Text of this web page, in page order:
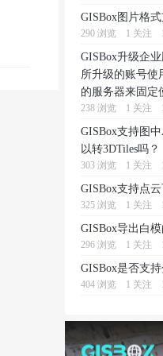
GISBox图片格
290 浏览 1 关注
GISBox升级企
所升级的账号使
的服务器来固定
238 浏览 1 关注
GISBox支持图
以转3DTiles吗？
303 浏览 1 关注
GISBox支持点
325 浏览 1 关注
GISBox导出白
296 浏览 1 关注
GISBox是否支
404 浏览 1 关注